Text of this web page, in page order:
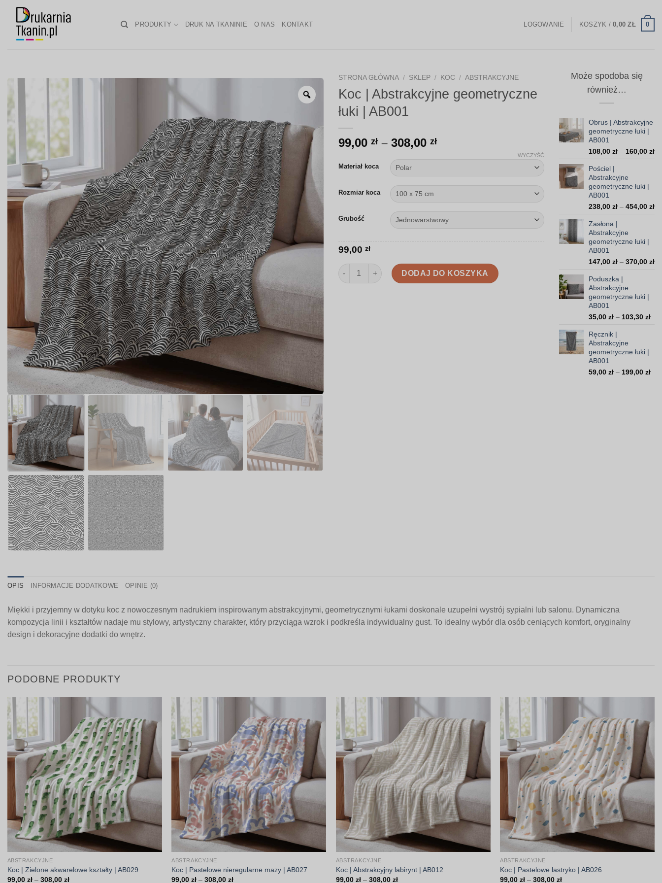
content
PRODUKTY DRUK NA TKANINIE O NAS KONTAKT LOGOWANIE KOSZYK /0,00ZŁ 0
Zoom
STRONA GŁÓWNA / SKLEP / KOC / ABSTRAKCYJNE
Koc | Abstrakcyjne geometryczne
łuki | AB001
99,00 zł – 308,00 złZakres
99,00 zł
do
308,00 zł
Materiał koca
Rozmiar koca
Grubość
WYCZYŚĆ
99,00 zł
ilość Koc | Abstrakcyjne geometryczne łuki | AB001
DODAJ DO KOSZYKA
Może spodoba się
również…
Obrus | Abstrakcyjne
geometryczne łuki |
AB001
108,00 zł – 160,00 zł
Pościel |
Abstrakcyjne
geometryczne łuki |
AB001
238,00 zł – 454,00 zł
Zasłona |
Abstrakcyjne
geometryczne łuki |
AB001
147,00 zł – 370,00 zł
Poduszka |
Abstrakcyjne
geometryczne łuki |
AB001
35,00 zł – 103,30 zł
Ręcznik |
Abstrakcyjne
geometryczne łuki |
AB001
59,00 zł – 199,00 zł
OPIS INFORMACJE DODATKOWE OPINIE (0)
Miękki i przyjemny w dotyku koc z nowoczesnym nadrukiem inspirowanym abstrakcyjnymi, geometrycznymi łukami doskonale uzupełni wystrój sypialni lub salonu. Dynamiczna
kompozycja linii i kształtów nadaje mu stylowy, artystyczny charakter, który przyciąga wzrok i podkreśla indywidualny gust. To idealny wybór dla osób ceniących komfort, oryginalny
design i dekoracyjne dodatki do wnętrz.
PODOBNE PRODUKTY
ABSTRAKCYJNE
Koc | Zielone akwarelowe kształty | AB029
99,00 zł – 308,00 złZakres
ABSTRAKCYJNE
Koc | Pastelowe nieregularne mazy | AB027
99,00zł – 308,00złZakres
ABSTRAKCYJNE
Koc | Abstrakcyjny labirynt | AB012
99,00 zł – 308,00 złZakres
ABSTRAKCYJNE
Koc | Pastelowe lastryko | AB026
99,00zł – 308,00złZakres